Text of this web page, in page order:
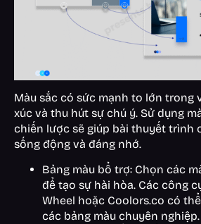
Màu sắc có sức mạnh to lớn trong
xúc và thu hút sự chú ý. Sử dụng
chiến lược sẽ giúp bài thuyết trình
sống động và đáng nhớ.
Bảng màu bổ trợ: Chọn các
để tạo sự hài hòa. Các công
Wheel hoặc Coolors.co có
các bảng màu chuyên nghiệp.